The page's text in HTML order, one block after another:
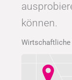
können.